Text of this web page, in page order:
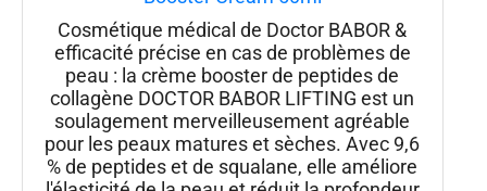
Cosmétique médical de Doctor BABOR &
efficacité précise en cas de problèmes de
peau : la crème booster de peptides de
collagène DOCTOR BABOR LIFTING est un
soulagement merveilleusement agréable
pour les peaux matures et sèches. Avec 9,6
% de peptides et de squalane, elle améliore